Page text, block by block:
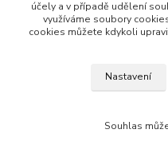
2 křídla
Tomáš Treybal |
účely a v případě udělení
využíváme soubory
cookies můžete kdykoli
Nastavení
Souhlas